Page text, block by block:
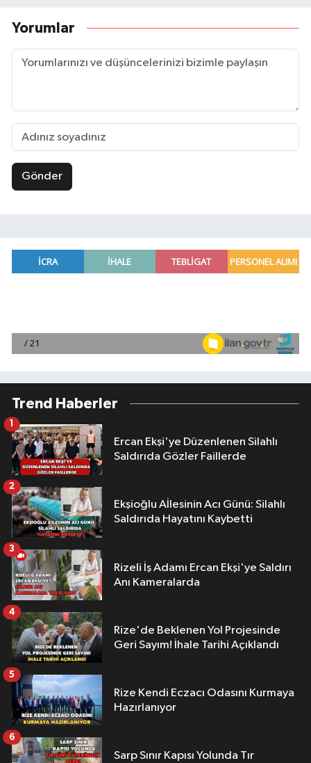
Yorumlar
Gönder
Trend Haberler
Ercan Ekşi'ye Düzenlenen Silahlı
Saldırıda Gözler Faillerde
1
Ekşioğlu Aİlesinin Acı Günü: Silahlı
Saldırıda Hayatını Kaybetti
2
Rizeli İş Adamı Ercan Ekşi'ye Saldırı
Anı Kameralarda
3
Rize'de Beklenen Yol Projesinde
Geri Sayım! İhale Tarihi Açıklandı
4
Rize Kendi Eczacı Odasını Kurmaya
Hazırlanıyor
5
Sarp Sınır Kapısı Yolunda Tır
6